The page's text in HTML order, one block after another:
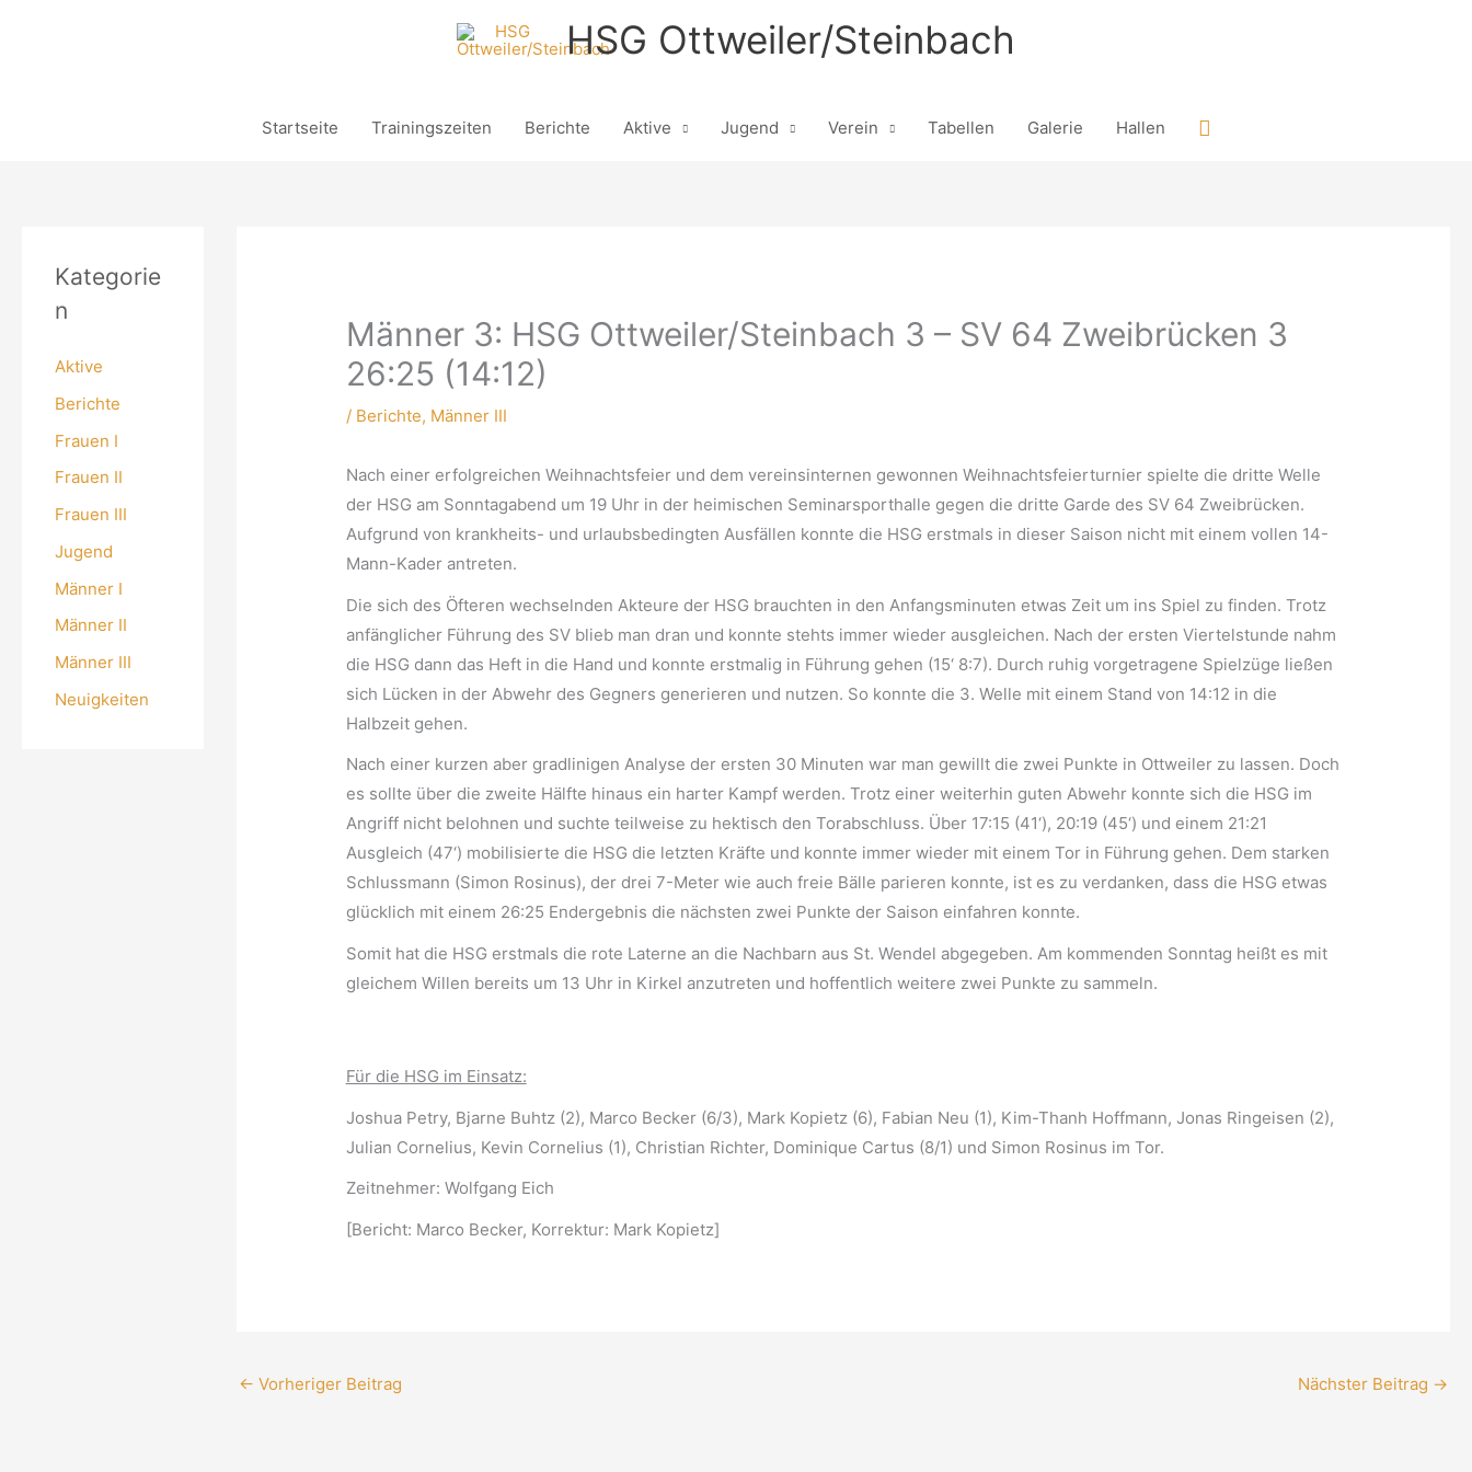
HSG Ottweiler/Steinbach
Startseite Trainingszeiten Berichte Aktive Jugend Verein Tabellen Galerie Hallen Suchen
Kategorie
n
Aktive
Berichte
Frauen I
Frauen II
Frauen III
Jugend
Männer I
Männer II
Männer III
Neuigkeiten
Männer 3: HSG Ottweiler/Steinbach 3 – SV 64 Zweibrücken 3
26:25 (14:12)
/ Berichte, Männer III
Nach einer erfolgreichen Weihnachtsfeier und dem vereinsinternen gewonnen Weihnachtsfeierturnier spielte die dritte Welle
der HSG am Sonntagabend um 19 Uhr in der heimischen Seminarsporthalle gegen die dritte Garde des SV 64 Zweibrücken.
Aufgrund von krankheits- und urlaubsbedingten Ausfällen konnte die HSG erstmals in dieser Saison nicht mit einem vollen 14-
Mann-Kader antreten.
Die sich des Öfteren wechselnden Akteure der HSG brauchten in den Anfangsminuten etwas Zeit um ins Spiel zu finden. Trotz
anfänglicher Führung des SV blieb man dran und konnte stehts immer wieder ausgleichen. Nach der ersten Viertelstunde nahm
die HSG dann das Heft in die Hand und konnte erstmalig in Führung gehen (15‘ 8:7). Durch ruhig vorgetragene Spielzüge ließen
sich Lücken in der Abwehr des Gegners generieren und nutzen. So konnte die 3. Welle mit einem Stand von 14:12 in die
Halbzeit gehen.
Nach einer kurzen aber gradlinigen Analyse der ersten 30 Minuten war man gewillt die zwei Punkte in Ottweiler zu lassen. Doch
es sollte über die zweite Hälfte hinaus ein harter Kampf werden. Trotz einer weiterhin guten Abwehr konnte sich die HSG im
Angriff nicht belohnen und suchte teilweise zu hektisch den Torabschluss. Über 17:15 (41‘), 20:19 (45‘) und einem 21:21
Ausgleich (47‘) mobilisierte die HSG die letzten Kräfte und konnte immer wieder mit einem Tor in Führung gehen. Dem starken
Schlussmann (Simon Rosinus), der drei 7-Meter wie auch freie Bälle parieren konnte, ist es zu verdanken, dass die HSG etwas
glücklich mit einem 26:25 Endergebnis die nächsten zwei Punkte der Saison einfahren konnte.
Somit hat die HSG erstmals die rote Laterne an die Nachbarn aus St. Wendel abgegeben. Am kommenden Sonntag heißt es mit
gleichem Willen bereits um 13 Uhr in Kirkel anzutreten und hoffentlich weitere zwei Punkte zu sammeln.
Für die HSG im Einsatz:
Joshua Petry, Bjarne Buhtz (2), Marco Becker (6/3), Mark Kopietz (6), Fabian Neu (1), Kim-Thanh Hoffmann, Jonas Ringeisen (2),
Julian Cornelius, Kevin Cornelius (1), Christian Richter, Dominique Cartus (8/1) und Simon Rosinus im Tor.
Zeitnehmer: Wolfgang Eich
[Bericht: Marco Becker, Korrektur: Mark Kopietz]
← Vorheriger Beitrag Nächster Beitrag →